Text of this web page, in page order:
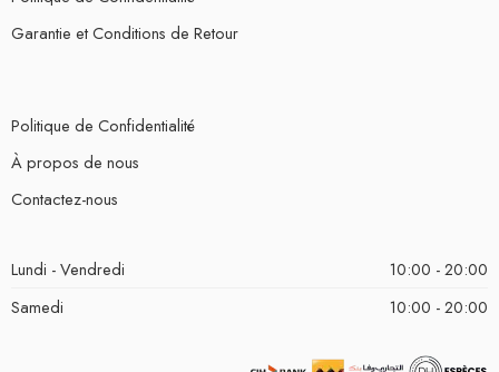
Garantie et Conditions de Retour
Politique de Confidentialité
À propos de nous
Contactez-nous
Lundi - Vendredi
10:00 - 20:00
Samedi
10:00 - 20:00